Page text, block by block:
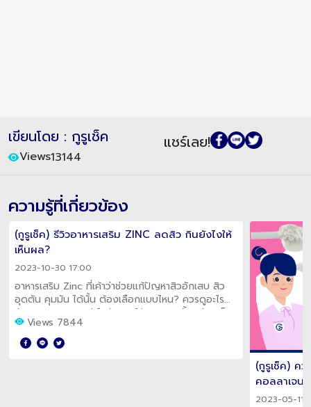
เขียนโดย : กูรูเช็ค
Views13144
แชร์เลย!
ความรู้ที่เกี่ยวข้อง
(กูรูเช็ค) รีวิวอาหารเสริม ZINC ลดสิว กินยังไงให้
เห็นผล?
2023-10-30 17:00
อาหารเสริม Zinc ที่เค้าว่าช่วยแก้ปัญหาสิวอักเสบ สิว
อุดตัน คุมมัน ได้นั้น ต้องเลือกแบบไหน? ควรดูอะไร
บ้าง? กินปริมาณเท่าไหร่? และใช้เวลานานมั้ยกว่าจะเห็น
ผล?Views 7844
(กูรูเช็ค) คว
คอลลาเจน
2023-05-11